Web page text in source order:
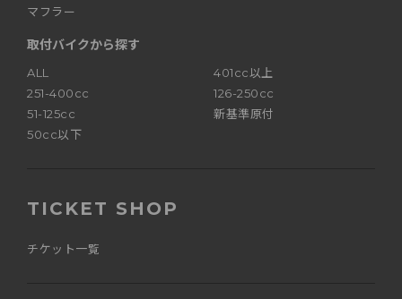
マフラー
取付バイクから探す
ALL
401cc以上
251-400cc
126-250cc
51-125cc
新基準原付
50cc以下
TICKET SHOP
チケット一覧